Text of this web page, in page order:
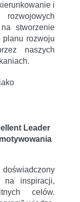
i
stworzenie
planu rozwoju
naszych
Leader
na inspiracji,
celów.